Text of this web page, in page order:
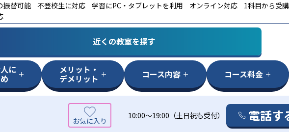
振替可能 不登校生に対応 学習にPC・タブレットを利用 オンライン対応 1科目から受
近くの教室を探す
に メリット・
デメリット コース内容 コース料金
10:00～19:00（土日祝も受付） 電話す